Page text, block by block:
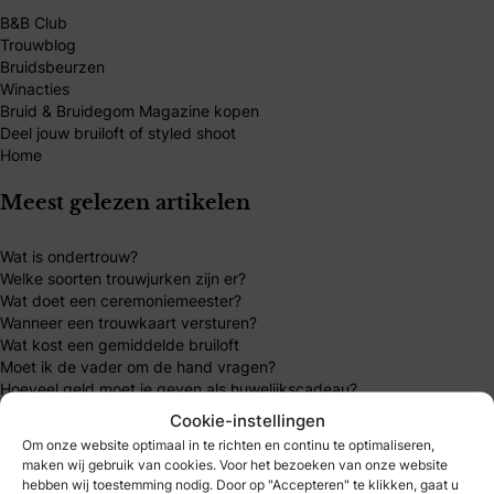
Cookie-instellingen
Om onze website optimaal in te richten en continu te optimaliseren,
maken wij gebruik van cookies. Voor het bezoeken van onze website
hebben wij toestemming nodig. Door op "Accepteren" te klikken, gaat u
B&B Club
Trouwblog
Bruidsbeurzen
Winacties
Bruid & Bruidegom Magazine kopen
Deel jouw bruiloft of styled shoot
Home
Meest gelezen artikelen
Wat is ondertrouw?
Welke soorten trouwjurken zijn er?
Wat doet een ceremoniemeester?
Wanneer een trouwkaart versturen?
Wat kost een gemiddelde bruiloft
Moet ik de vader om de hand vragen?
Hoeveel geld moet je geven als huwelijkscadeau?
Mijn B&B Club